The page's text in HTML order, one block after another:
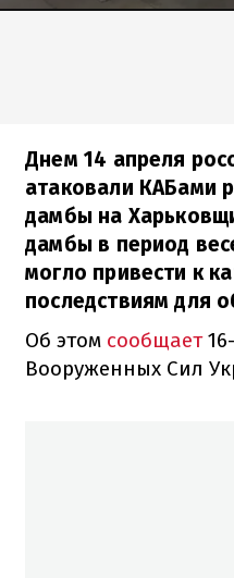
Днем 14 апреля
атаковали КАБами
дамбы на
дамбы в период
могло привести к
последствиям для
Об этом сообщает
Вооруженных Сил